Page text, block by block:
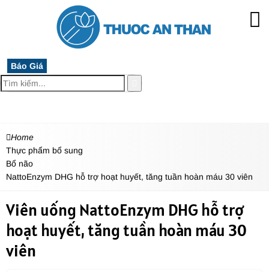
Báo Giá
Home
Thực phẩm bổ sung
Bổ não
NattoEnzym DHG hỗ trợ hoạt huyết, tăng tuần hoàn máu 30 viên
Viên uống NattoEnzym DHG hỗ trợ
hoạt huyết, tăng tuần hoàn máu 30
viên